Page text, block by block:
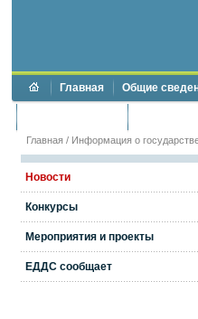
Главная Общие
Главная / Информация о
Новости
Конкурсы
Мероприятия и проекты
ЕДДС сообщает